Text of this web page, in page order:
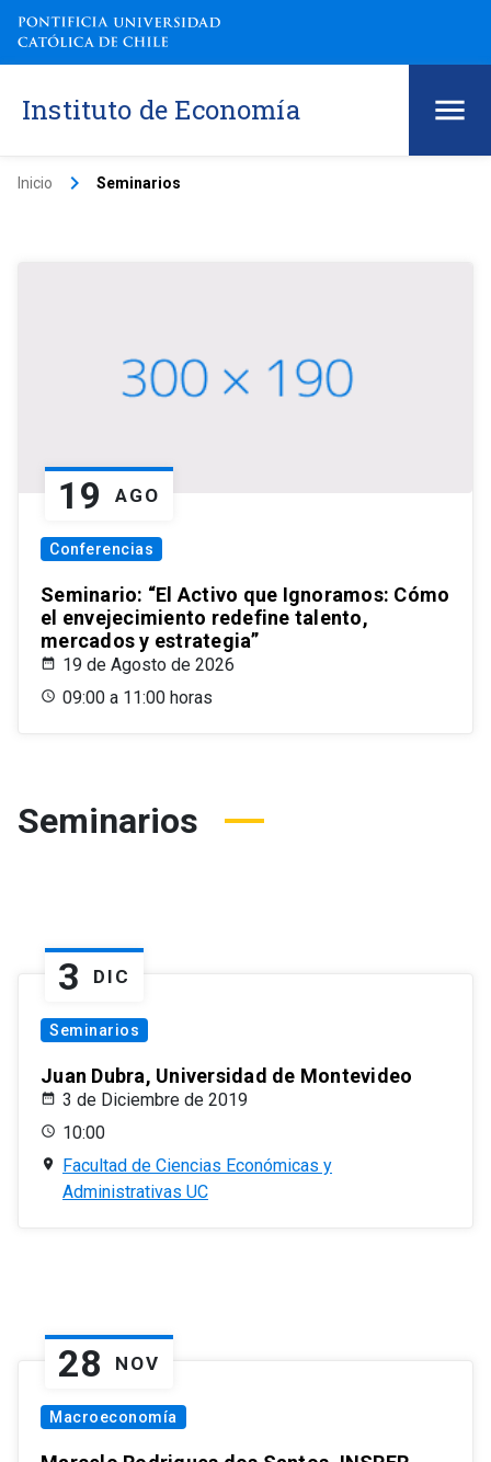
Instituto de Economía
Inicio keyboard_arrow_right Seminarios
19 AGO
Conferencias
Seminario: “El Activo que Ignoramos: Cómo
el envejecimiento redefine talento,
mercados y estrategia”
19 de Agosto de 2026
09:00 a 11:00 horas
Seminarios
3 DIC
Seminarios
Juan Dubra, Universidad de Montevideo
3 de Diciembre de 2019
10:00
Facultad de Ciencias Económicas y
Administrativas UC
28 NOV
Macroeconomía